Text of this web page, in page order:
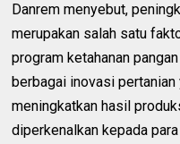
Danrem menyebut,
merupakan salah satu
program ketahanan
berbagai inovasi
meningkatkan hasil
diperkenalkan kepada